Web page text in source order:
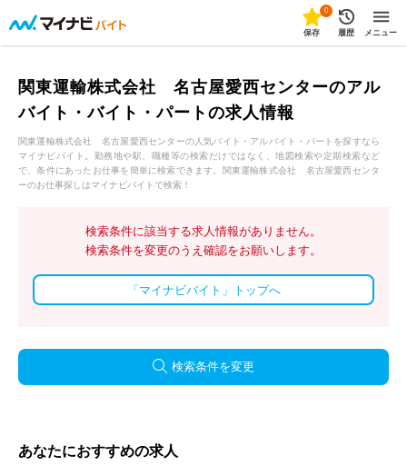
0
保存 履歴 メニュー
関東運輸株式会社 名古屋愛西センターのアル
バイト・バイト・パートの求人情報
関東運輸株式会社 名古屋愛西センターの人気バイト・アルバイト・パートを探すなら
マイナビバイト。勤務地や駅、職種等の検索だけではなく、地図検索や定期検索など
で、条件にあったお仕事を簡単に検索できます。関東運輸株式会社 名古屋愛西センタ
ーのお仕事探しはマイナビバイトで検索！
検索条件に該当する求人情報がありません。
検索条件を変更のうえ確認をお願いします。
「マイナビバイト」トップへ
検索条件を変更
あなたにおすすめの求人